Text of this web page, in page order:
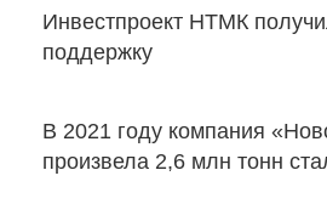
Инвестпроект НТМК
поддержку
В 2021 году компания
произвела 2,6 млн тонн